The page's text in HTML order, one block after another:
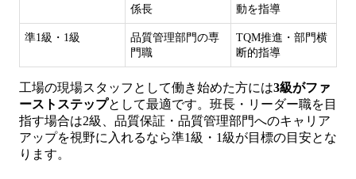
係長
動を指導
準1級・1級
品質管理部門の専
門職
TQM推進・部門横
断的指導
工場の現場スタッフとして働き始めた方には3級がファ
ーストステップとして最適です。班長・リーダー職を目
指す場合は2級、品質保証・品質管理部門へのキャリア
アップを視野に入れるなら準1級・1級が目標の目安とな
ります。